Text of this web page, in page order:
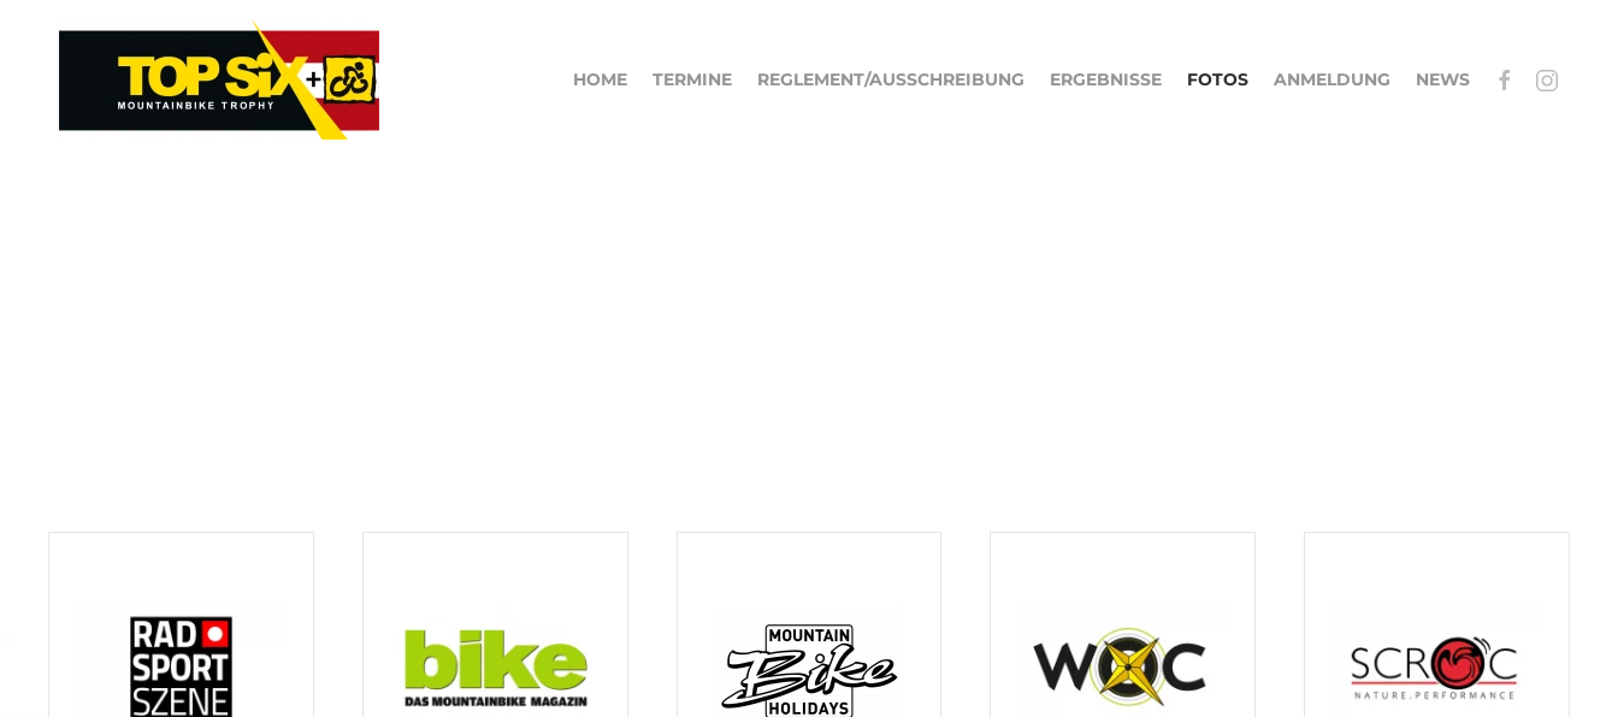
Skip to main content
HOME TERMINE REGLEMENT/AUSSCHREIBUNG ERGEBNISSE FOTOS ANMELDUNG NEWS